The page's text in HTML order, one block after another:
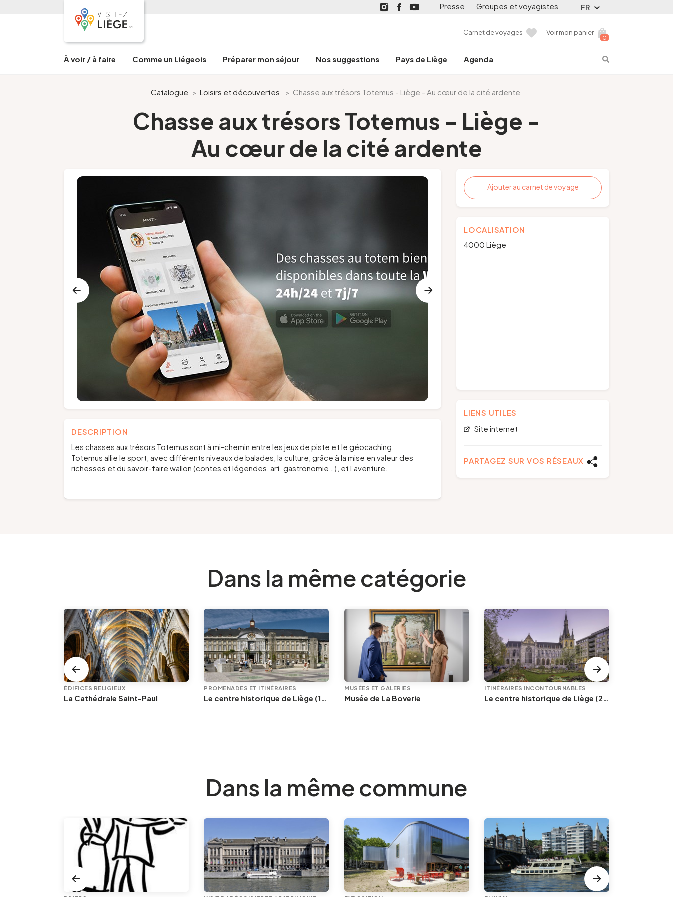
Presse Groupes et voyagistes FR
Carnet de voyages
0
Voir mon panier
À voir / à faire Comme un Liégeois Préparer mon séjour Nos suggestions Pays de Liège Agenda
Catalogue > Loisirs et découvertes > Chasse aux trésors Totemus - Liège - Au cœur de la cité ardente
Chasse aux trésors Totemus - Liège -
Au cœur de la cité ardente
DESCRIPTION
Les chasses aux trésors Totemus sont à mi-chemin entre les jeux de piste et le géocaching.
Totemus allie le sport, avec différents niveaux de balades, la culture, grâce à la mise en valeur des
richesses et du savoir-faire wallon (contes et légendes, art, gastronomie…), et l’aventure.
Ajouter au carnet de voyage
LOCALISATION
4000 Liège
LIENS UTILES
Site internet
PARTAGEZ SUR VOS RÉSEAUX
Dans la même catégorie
ÉDIFICES RELIGIEUX
La Cathédrale Saint-Paul
PROMENADES ET ITINÉRAIRES
Le centre historique de Liège (1/2) : Hors-Château et Saint-Lambert
MUSÉES ET GALERIES
Musée de La Boverie
ITINÉRAIRES INCONTOURNABLES
Le centre historique de Liège (2/2) : Autour de la Cathédrale
Dans la même commune